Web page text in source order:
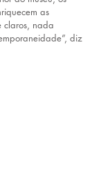
as
claros, nada
diz